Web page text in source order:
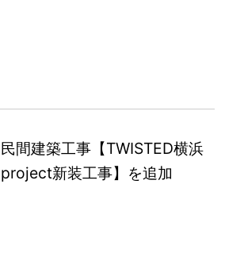
民間建築工事【TWISTED横浜
project新装工事】を追加